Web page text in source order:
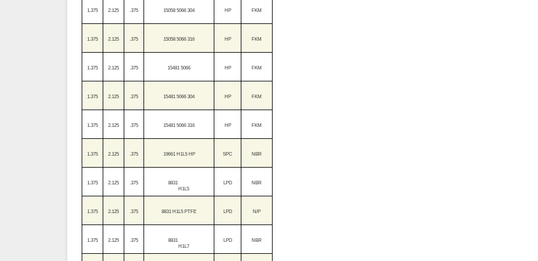
1.375 2.125 .375 15058 5066 304 HP FKM
1.375 2.125 .375 15058 5066 316 HP FKM
1.375 2.125 .375 15481 5066 HP FKM
1.375 2.125 .375 15481 5066 304 HP FKM
1.375 2.125 .375 15481 5066 316 HP FKM
1.375 2.125 .375 19661 H1L5 HP SPC NBR
1.375 2.125 .375
8831
H1L5
LPD NBR
1.375 2.125 .375 8831 H1L5 PTFE LPD N/P
1.375 2.125 .375
8831
H1L7
LPD NBR